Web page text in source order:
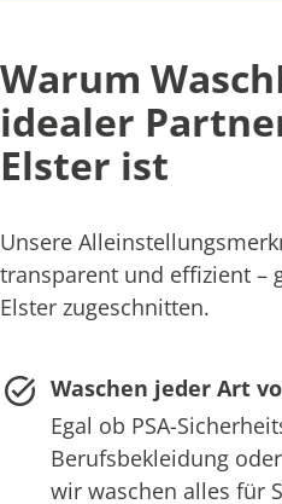
Warum
idealer
Elster ist
Unsere
transparent und effizient –
Elster zugeschnitten.
Waschen jeder Art
Egal ob PSA-
Berufsbekleidung
wir waschen alles für